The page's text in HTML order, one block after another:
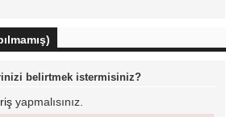
belirtmek istermisiniz?
yapmalısınız.